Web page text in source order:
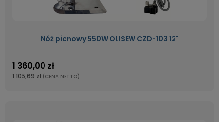
Nóż pionowy 550W OLISEW CZD-103 12"
1 360,00 zł
1 105,69 zł (CENA NETTO)